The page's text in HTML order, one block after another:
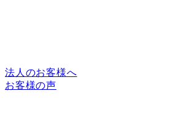
法人のお客様へ
お客様の声